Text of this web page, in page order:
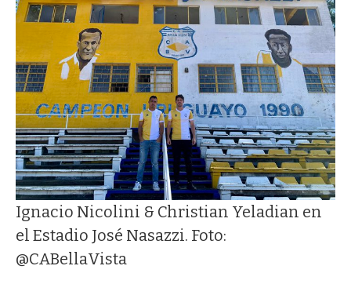
Ignacio Nicolini & Christian Yeladian en
el Estadio José Nasazzi. Foto:
@CABellaVista